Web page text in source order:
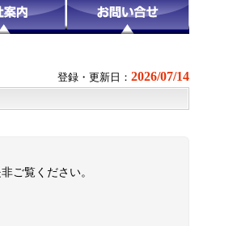
登録・更新日： 2026/07/14
ご覧ください。